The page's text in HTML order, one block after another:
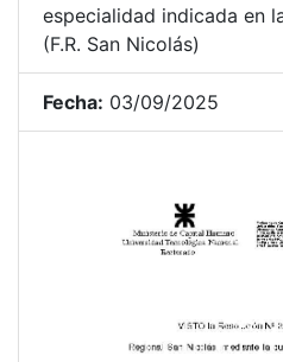
especialidad indicada en
(F.R. San Nicolás)
Fecha: 03/09/2025